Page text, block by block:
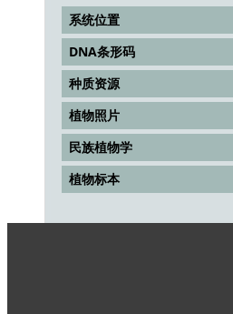
系统位置
DNA条形码
种质资源
植物照片
民族植物学
植物标本